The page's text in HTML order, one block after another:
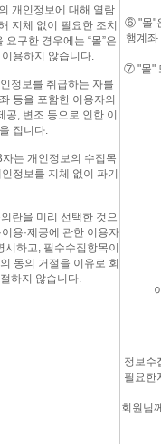
개인정보에 대해 열람
지체 없이 필요한 조치
구한 경우에는 “몰”은
용하지 않습니다.
정보를 취급하는 자를
등을 포함한 이용자의
, 변조 등으로 인한 이
집니다.
는 개인정보의 수집목
정보를 지체 없이 파기
란을 미리 선택한 것으
용·제공에 관한 이용자
하고, 필수수집항목이
동의 거절을 이유로 회
하지 않습니다.
⑥ "몰"
행계좌
⑦ "몰"
정보수
필요한
회원님